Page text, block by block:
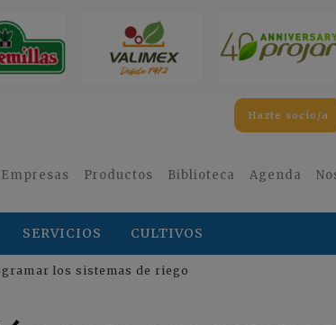
Hazte socio/a
Empresas Productos Biblioteca Agenda
SERVICIOS CULTIVOS
los sistemas de riego